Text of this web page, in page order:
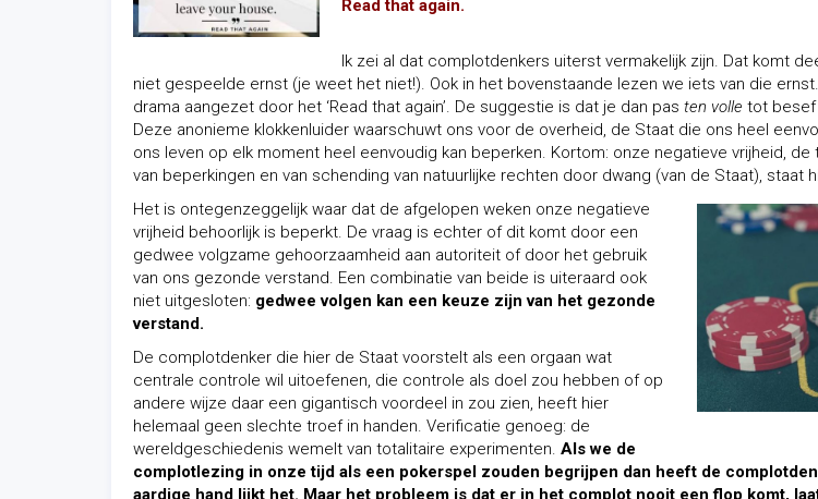
Read that again.
Ik zei al dat complotdenkers uiterst vermakelijk zijn. Dat komt
niet gespeelde ernst (je weet het niet!). Ook in het bovenstaande lezen we iets van die
drama aangezet door het ‘Read that again’. De suggestie is dat je dan pas ten volle tot besef
Deze anonieme klokkenluider waarschuwt ons voor de overheid, de Staat die ons heel
ons leven op elk moment heel eenvoudig kan beperken. Kortom: onze negatieve vrijheid, de
van beperkingen en van schending van natuurlijke rechten door dwang (van de Staat), staat
Het is ontegenzeggelijk waar dat de afgelopen weken onze negatieve
vrijheid behoorlijk is beperkt. De vraag is echter of dit komt door een
gedwee volgzame gehoorzaamheid aan autoriteit of door het gebruik
van ons gezonde verstand. Een combinatie van beide is uiteraard ook
niet uitgesloten: gedwee volgen kan een keuze zijn van het gezonde
verstand.
De complotdenker die hier de Staat voorstelt als een orgaan wat
centrale controle wil uitoefenen, die controle als doel zou hebben of op
andere wijze daar een gigantisch voordeel in zou zien, heeft hier
helemaal geen slechte troef in handen. Verificatie genoeg: de
wereldgeschiedenis wemelt van totalitaire experimenten. Als we de
complotlezing in onze tijd als een pokerspel zouden begrijpen dan heeft de
aardige hand lijkt het. Maar het probleem is dat er in het complot nooit een flop komt,